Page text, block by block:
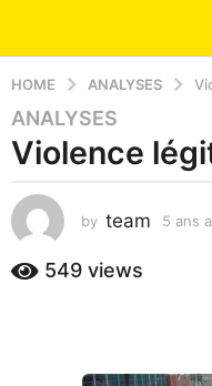
HOME ANALYSES
5
a
s
a
o
ANALYSES
Violence
by team 5 ans
549 views